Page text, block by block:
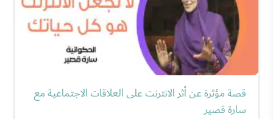
قصة مؤثرة عن أثر الانترنت على العلاقات الاجتماعية مع
سارة قصير